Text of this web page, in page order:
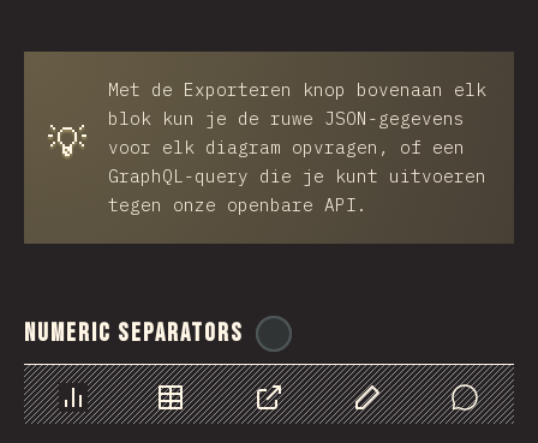
💡
Met de Exporteren
knop bovenaan elk
blok kun je de ruwe JSON-gegevens
voor elk diagram opvragen, of een
GraphQL-query die je kunt uitvoeren
tegen onze openbare API.
Numeric Separators
Chart Data Share Customize Data
Comments